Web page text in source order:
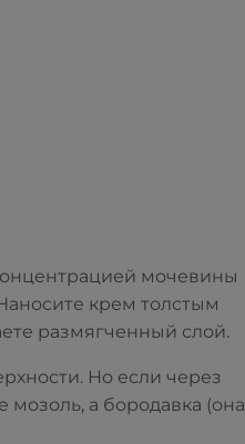
мочевины
крем толстым
размягченный слой.
Но если через
а бородавка (она